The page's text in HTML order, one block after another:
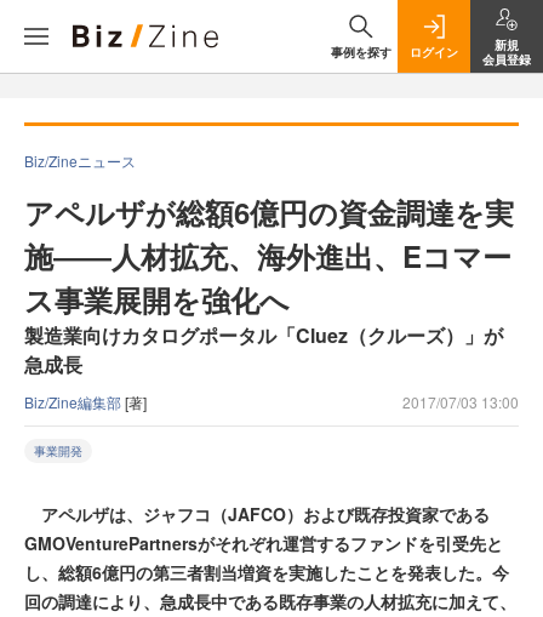
事例を探す ログイン
新規
会員登録
Biz/Zineニュース
アペルザが総額6億円の資金調達を実
施――人材拡充、海外進出、Eコマー
ス事業展開を強化へ
製造業向けカタログポータル「Cluez（クルーズ）」が
急成長
Biz/Zine編集部[著] 2017/07/03 13:00
事業開発
アペルザは、ジャフコ（JAFCO）および既存投資家である
GMOVenturePartnersがそれぞれ運営するファンドを引受先と
し、総額6億円の第三者割当増資を実施したことを発表した。今
回の調達により、急成長中である既存事業の人材拡充に加えて、